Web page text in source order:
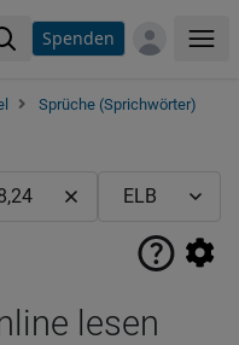
Spenden
Sprüche (Sprichwörter)
lesen